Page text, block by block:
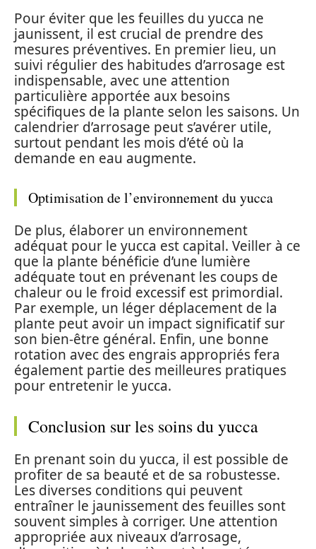
Pour éviter que les feuilles du yucca ne
jaunissent, il est crucial de prendre des
mesures préventives. En premier lieu, un
suivi régulier des habitudes d’arrosage est
indispensable, avec une attention
particulière apportée aux besoins
spécifiques de la plante selon les saisons. Un
calendrier d’arrosage peut s’avérer utile,
surtout pendant les mois d’été où la
demande en eau augmente.
Optimisation de l’environnement du yucca
De plus, élaborer un environnement
adéquat pour le yucca est capital. Veiller à ce
que la plante bénéficie d’une lumière
adéquate tout en prévenant les coups de
chaleur ou le froid excessif est primordial.
Par exemple, un léger déplacement de la
plante peut avoir un impact significatif sur
son bien-être général. Enfin, une bonne
rotation avec des engrais appropriés fera
également partie des meilleures pratiques
pour entretenir le yucca.
Conclusion sur les soins du yucca
En prenant soin du yucca, il est possible de
profiter de sa beauté et de sa robustesse.
Les diverses conditions qui peuvent
entraîner le jaunissement des feuilles sont
souvent simples à corriger. Une attention
appropriée aux niveaux d’arrosage,